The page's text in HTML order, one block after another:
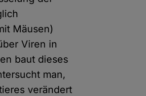
Mäusen)
Viren in
baut dieses
man,
verändert